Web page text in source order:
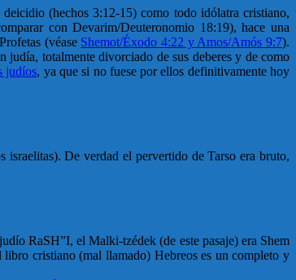
(hechos 3:12-15) como todo idólatra cristiano,
con Devarim/Deuteronomio 18:19), hace una
(véase Shemot/Éxodo 4:22 y Amos/Amós 9:7).
judía, totalmente divorciado de sus deberes y de como
judíos, ya que si no fuese por ellos definitivamente hoy
israelitas). De verdad el pervertido de Tarso era bruto,
RaSH”I, el Malki-tzédek (de este pasaje) era Shem
cristiano (mal llamado) Hebreos es un completo y